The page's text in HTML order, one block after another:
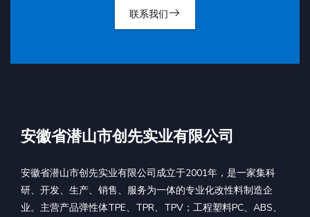
联系我们
安徽省潜山市创先实业有限公司
安徽省潜山市创先实业有限公司成立于2001年，是一家集科
研、开发、生产、销售、服务为一体的专业化改性料制造企
业。主营产品弹性体TPE、TPR、TPV；工程塑料PC、ABS、